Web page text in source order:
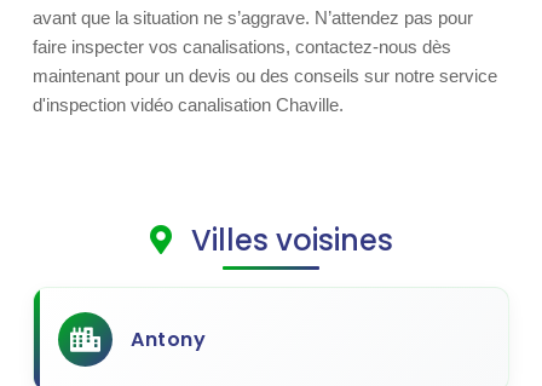
avant que la situation ne s’aggrave. N’attendez pas pour
faire inspecter vos canalisations, contactez-nous dès
maintenant pour un devis ou des conseils sur notre service
d'inspection vidéo canalisation Chaville.
Villes voisines
Antony